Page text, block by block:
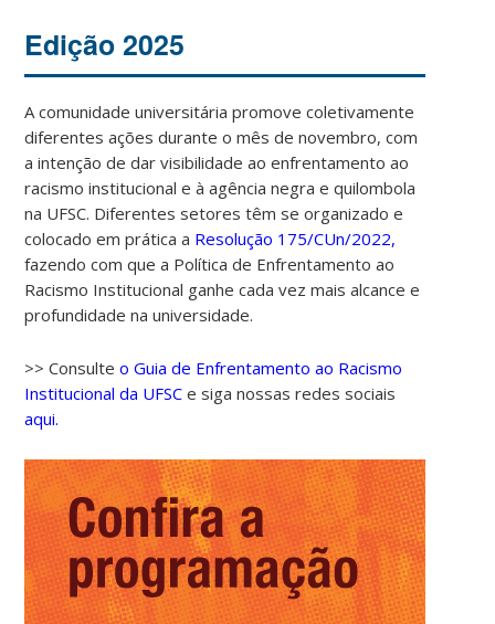
Edição 2025
A comunidade universitária promove coletivamente
diferentes ações durante o mês de novembro, com
a intenção de dar visibilidade ao enfrentamento ao
racismo institucional e à agência negra e quilombola
na UFSC. Diferentes setores têm se organizado e
colocado em prática a Resolução 175/CUn/2022,
fazendo com que a Política de Enfrentamento ao
Racismo Institucional ganhe cada vez mais alcance e
profundidade na universidade.
>> Consulteo Guia de Enfrentamento ao Racismo
Institucional da UFSC e siga nossas redes sociais
aqui.